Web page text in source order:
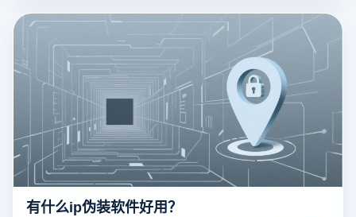
有什么ip伪装软件好用？